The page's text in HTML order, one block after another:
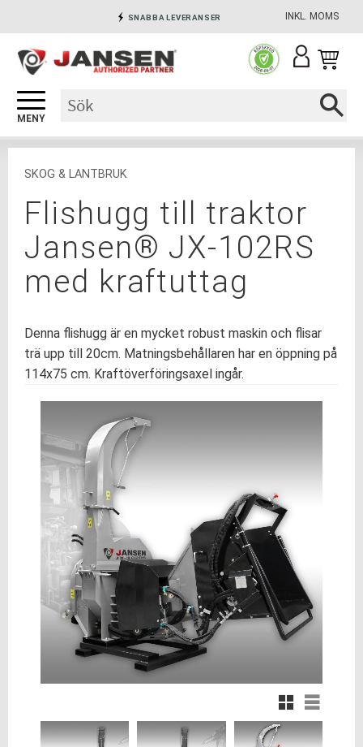
Meny
INKL. MOMS
SNABBA LEVERANSER
SÄKRA BETALNINGAR
SKOG & LANTBRUK
Flishugg till traktor
Jansen® JX-102RS
med kraftuttag
Denna flishugg är en mycket robust maskin och flisar
trä upp till 20cm. Matningsbehållaren har en öppning på
114x75 cm. Kraftöverföringsaxel ingår.
Rutnätsvy
Listvy